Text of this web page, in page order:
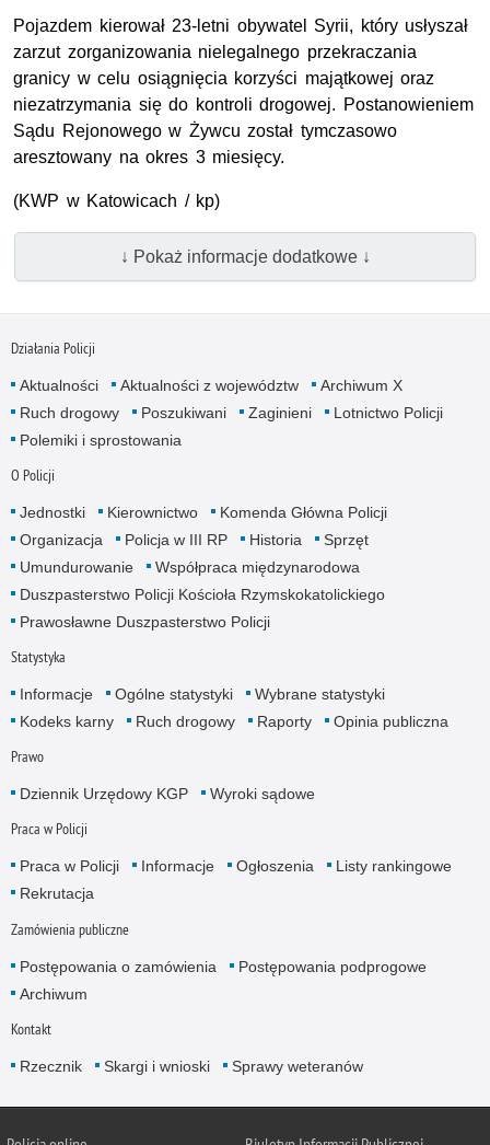
Pojazdem kierował 23-letni obywatel Syrii, który usłyszał
zarzut zorganizowania nielegalnego przekraczania
granicy w celu osiągnięcia korzyści majątkowej oraz
niezatrzymania się do kontroli drogowej. Postanowieniem
Sądu Rejonowego w Żywcu został tymczasowo
aresztowany na okres 3 miesięcy.
(KWP w Katowicach / kp)
↓ Pokaż informacje dodatkowe ↓
Działania Policji
Aktualności Aktualności z województw
Archiwum X
Ruch drogowy
Poszukiwani Zaginieni
Lotnictwo Policji
Polemiki i sprostowania
O Policji
Jednostki Kierownictwo
Komenda Główna Policji
Organizacja
Policja w III RP Historia
Sprzęt
Umundurowanie
Współpraca międzynarodowa
Duszpasterstwo Policji Kościoła Rzymskokatolickiego
Prawosławne Duszpasterstwo Policji
Statystyka
Informacje Ogólne statystyki
Wybrane statystyki
Kodeks karny
Ruch drogowy Raporty Opinia publiczna
Prawo
Dziennik Urzędowy KGP Wyroki sądowe
Praca w Policji
Praca w Policji Informacje Ogłoszenia
Listy rankingowe
Rekrutacja
Zamówienia publiczne
Postępowania o zamówienia
Postępowania podprogowe
Archiwum
Kontakt
Rzecznik Skargi i wnioski Sprawy weteranów